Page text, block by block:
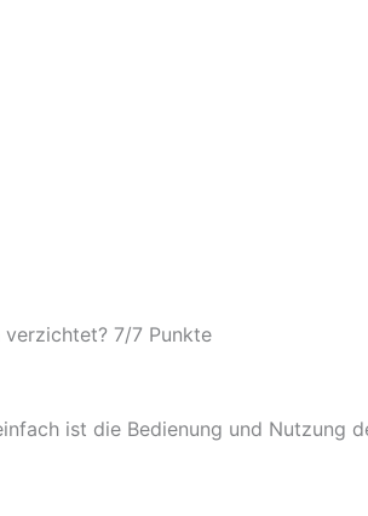
verzichtet? 7/7 Punkte
ist die Bedienung und Nutzung